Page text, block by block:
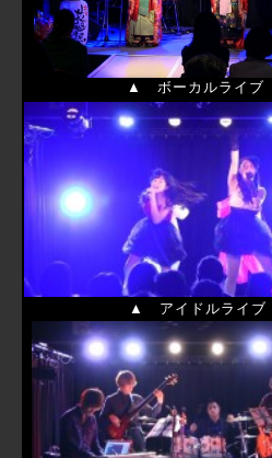
▲ ボーカルライブ
▲ アイドルライブ